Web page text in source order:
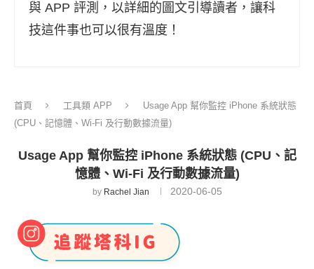
與 APP 評測，以詳細的圖文引導讀者，讓科
技這件事也可以很有溫度！
首頁 工具類 APP
Usage App 幫你監控 iPhone 系統狀態
(CPU、記憶體、Wi-Fi 及行動數據流量)
Usage App 幫你監控 iPhone 系統狀態 (CPU、記
憶體、Wi-Fi 及行動數據流量)
by Rachel Jian 2020-06-05